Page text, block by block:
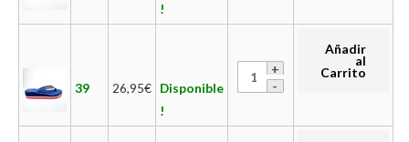
!
39 26,95€ Disponible
!
Añadir
al
Carrito